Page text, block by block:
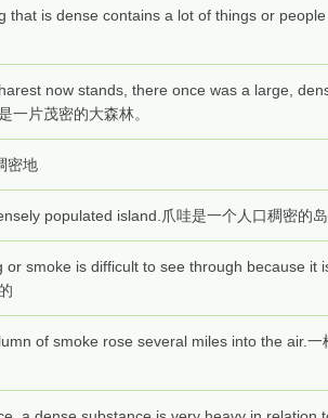
that is dense contains a lot of things or
now stands, there once was a large,
一片茂密的大森林。
密地
populated island.爪哇是一个人口稠密的岛
or smoke is difficult to see through because it
of smoke rose several miles into the air.一